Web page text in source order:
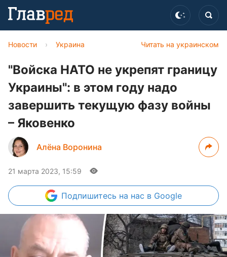
Читать на украинском
Новости › Украина
"Войска НАТО не укрепят границу
Украины": в этом году надо
завершить текущую фазу войны
– Яковенко
Алёна Воронина
21 марта 2023, 15:59
Подпишитесь на нас в Google